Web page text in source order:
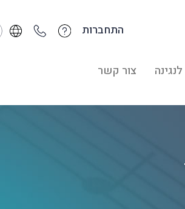
התחברות
צור קשר